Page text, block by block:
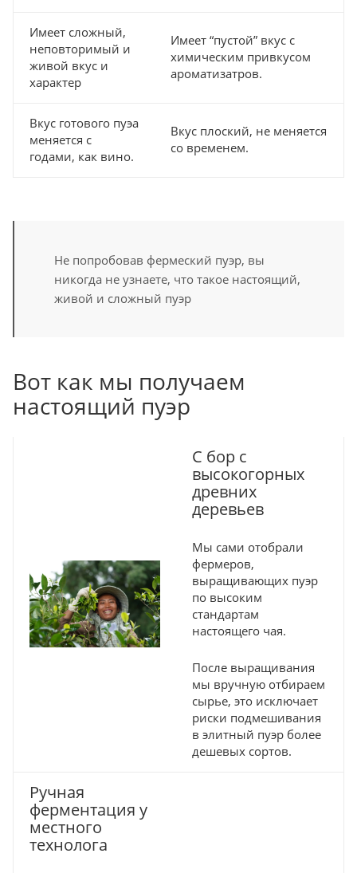
Имеет сложный,
неповторимый и
живой вкус и
характер
Имеет “пустой” вкус с
химическим привкусом
ароматизатров.
Вкус готового пуэа
меняется с
годами, как вино.
Вкус плоский, не меняется
со временем.
Не попробовав фермеский пуэр, вы
никогда не узнаете, что такое настоящий,
живой и сложный пуэр
Вот как мы получаем
настоящий пуэр
С бор с
высокогорных
древних
деревьев
Мы сами отобрали
фермеров,
выращивающих пуэр
по высоким
стандартам
настоящего чая.
После выращивания
мы вручную отбираем
сырье, это исключает
риски подмешивания
в элитный пуэр более
дешевых сортов.
Ручная
ферментация у
местного
технолога